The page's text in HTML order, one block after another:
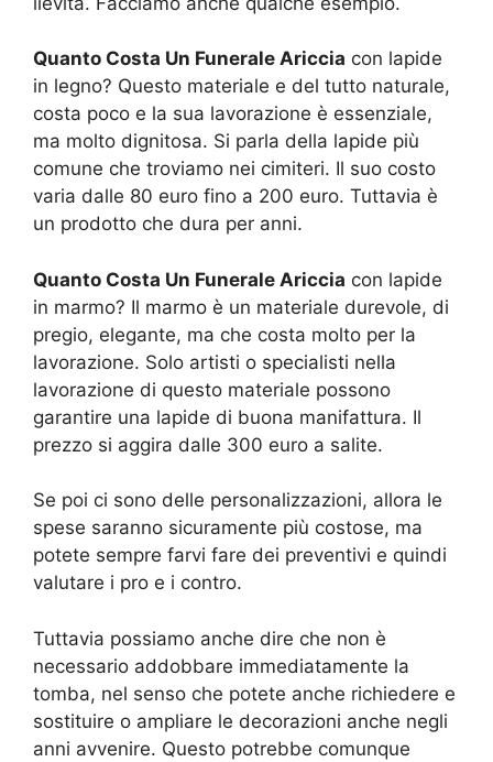
Quanto Costa Un Funerale Ariccia con lapide
in legno? Questo materiale e del tutto naturale,
costa poco e la sua lavorazione è essenziale,
ma molto dignitosa. Si parla della lapide più
comune che troviamo nei cimiteri. Il suo costo
varia dalle 80 euro fino a 200 euro. Tuttavia è
un prodotto che dura per anni.
Quanto Costa Un Funerale Ariccia con lapide
in marmo? Il marmo è un materiale durevole, di
pregio, elegante, ma che costa molto per la
lavorazione. Solo artisti o specialisti nella
lavorazione di questo materiale possono
garantire una lapide di buona manifattura. Il
prezzo si aggira dalle 300 euro a salite.
Se poi ci sono delle personalizzazioni, allora le
spese saranno sicuramente più costose, ma
potete sempre farvi fare dei preventivi e quindi
valutare i pro e i contro.
Tuttavia possiamo anche dire che non è
necessario addobbare immediatamente la
tomba, nel senso che potete anche richiedere e
sostituire o ampliare le decorazioni anche negli
anni avvenire. Questo potrebbe comunque